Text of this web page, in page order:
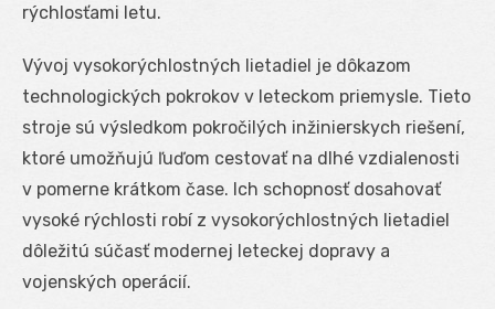
rýchlosťami letu.
Vývoj vysokorýchlostných lietadiel je dôkazom
technologických pokrokov v leteckom priemysle. Tieto
stroje sú výsledkom pokročilých inžinierskych riešení,
ktoré umožňujú ľuďom cestovať na dlhé vzdialenosti
v pomerne krátkom čase. Ich schopnosť dosahovať
vysoké rýchlosti robí z vysokorýchlostných lietadiel
dôležitú súčasť modernej leteckej dopravy a
vojenských operácií.